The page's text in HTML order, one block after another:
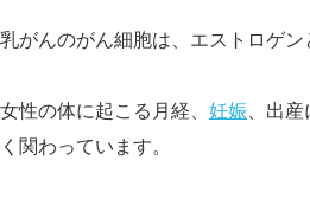
乳がんのがん細胞は、エストロゲ
女性の体に起こる月経、 妊娠、出
く関わっています。